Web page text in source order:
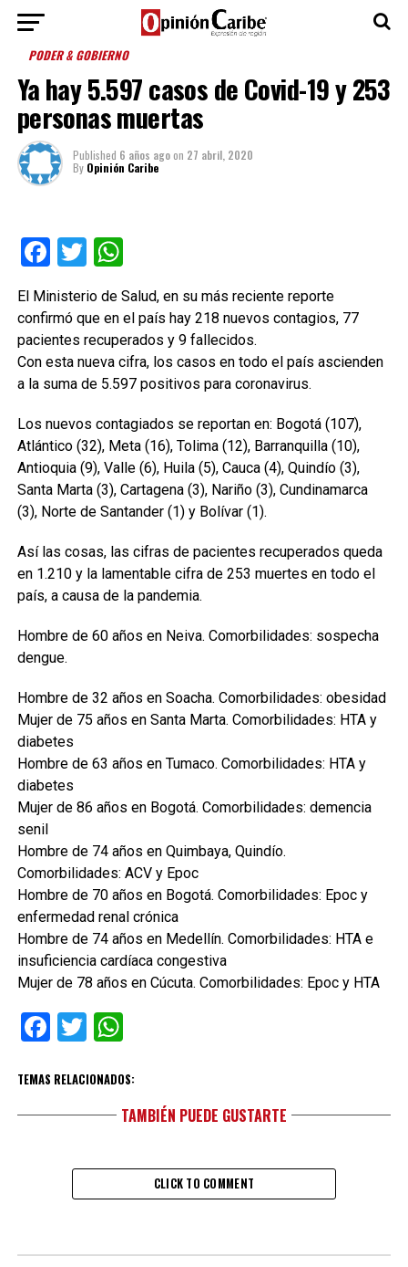
PODER & GOBIERNO
Ya hay 5.597 casos de Covid-19 y 253
personas muertas
Published 6 años agoon 27 abril, 2020
By Opinión Caribe
Facebook
TwitterWhatsApp
El Ministerio de Salud, en su más reciente reporte
confirmó que en el país hay 218 nuevos contagios, 77
pacientes recuperados y 9 fallecidos.
Con esta nueva cifra, los casos en todo el país ascienden
a la suma de 5.597 positivos para coronavirus.
Los nuevos contagiados se reportan en: Bogotá (107),
Atlántico (32), Meta (16), Tolima (12), Barranquilla (10),
Antioquia (9), Valle (6), Huila (5), Cauca (4), Quindío (3),
Santa Marta (3), Cartagena (3), Nariño (3), Cundinamarca
(3), Norte de Santander (1) y Bolívar (1).
Así las cosas, las cifras de pacientes recuperados queda
en 1.210 y la lamentable cifra de 253 muertes en todo el
país, a causa de la pandemia.
Hombre de 60 años en Neiva. Comorbilidades: sospecha
dengue.
Hombre de 32 años en Soacha. Comorbilidades: obesidad
Mujer de 75 años en Santa Marta. Comorbilidades: HTA y
diabetes
Hombre de 63 años en Tumaco. Comorbilidades: HTA y
diabetes
Mujer de 86 años en Bogotá. Comorbilidades: demencia
senil
Hombre de 74 años en Quimbaya, Quindío.
Comorbilidades: ACV y Epoc
Hombre de 70 años en Bogotá. Comorbilidades: Epoc y
enfermedad renal crónica
Hombre de 74 años en Medellín. Comorbilidades: HTA e
insuficiencia cardíaca congestiva
Mujer de 78 años en Cúcuta. Comorbilidades: Epoc y HTA
Facebook
TwitterWhatsApp
TEMAS RELACIONADOS:
TAMBIÉN PUEDE GUSTARTE
CLICK TO COMMENT